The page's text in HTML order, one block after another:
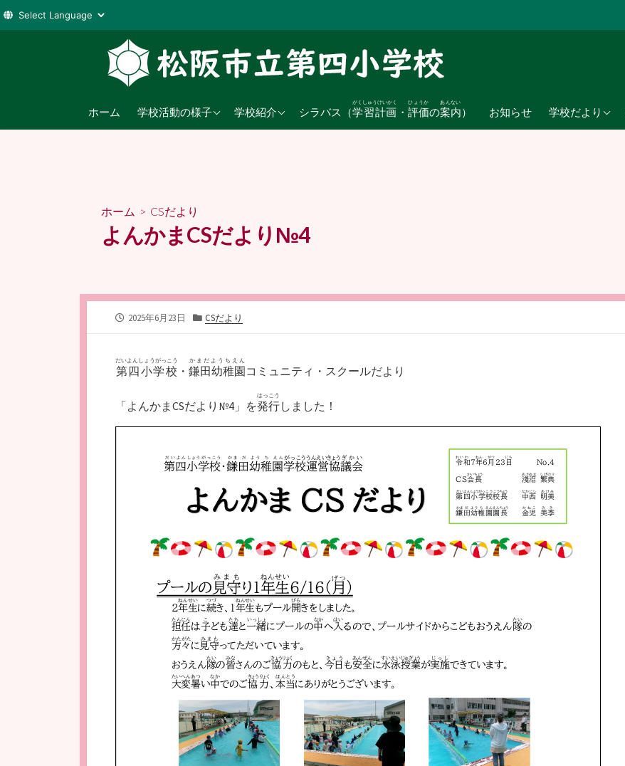
へ
ホーム 学校活動の様子
2026年度
学校紹介
学校教育目標 シラバス（学習計画
がくしゅうけいかく
・ 評価
ひょうか
の案内
あんない
） お知らせ 学校だより
2026年度
ホーム > CSだより
よんかまCSだより№4
公
2025年6月23日
カ
リ
ー
CSだより
第四小学校
だいよんしょうがっこう
・ 鎌田幼稚園
かまだようちえん
コミュニティ・スクールだより
「よんかまCSだより№4」を発行
はっこう
しました！